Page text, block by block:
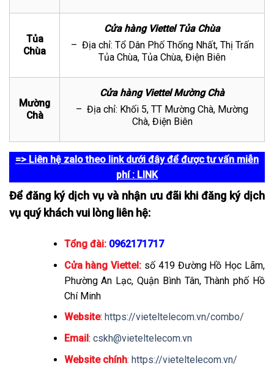
Tủa
Chùa
Cửa hàng Viettel Tủa Chùa
– Địa chỉ: Tổ Dân Phố Thống Nhất, Thị Trấn
Tủa Chùa, Tủa Chùa, Điện Biên
Mường
Chà
Cửa hàng Viettel Mường Chà
– Địa chỉ: Khối 5, TT Mường Chà, Mường
Chà, Điện Biên
=> Liên hệ zalo theo link dưới đây để được tư vấn miễn
phí: LINK
Để đăng ký dịch vụ và nhận ưu đãi khi đăng ký dịch
vụ quý khách vui lòng liên hệ:
Tổng đài: 0962171717
Cửa hàng Viettel: số 419 Đường Hồ Học Lãm,
Phường An Lạc, Quận Bình Tân, Thành phố Hồ
Chí Minh
Website: https://vieteltelecom.vn/combo/
Email: cskh@vieteltelecom.vn
Website chính: https://vieteltelecom.vn/